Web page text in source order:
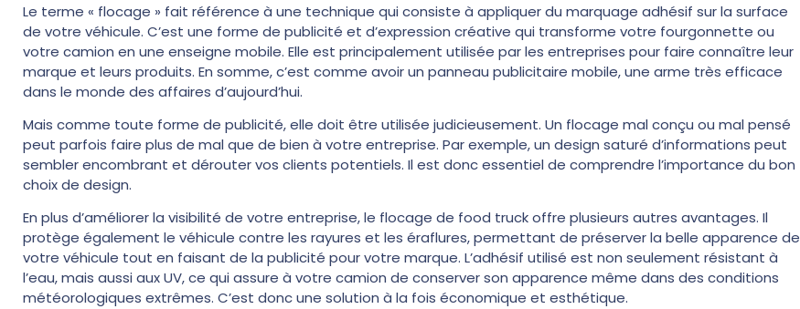
Le terme « flocage » fait référence à une technique qui consiste à appliquer du marquage adhésif sur la surface
de votre véhicule. C’est une forme de publicité et d’expression créative qui transforme votre fourgonnette ou
votre camion en une enseigne mobile. Elle est principalement utilisée par les entreprises pour faire connaître leur
marque et leurs produits. En somme, c’est comme avoir un panneau publicitaire mobile, une arme très efficace
dans le monde des affaires d’aujourd’hui.
Mais comme toute forme de publicité, elle doit être utilisée judicieusement. Un flocage mal conçu ou mal pensé
peut parfois faire plus de mal que de bien à votre entreprise. Par exemple, un design saturé d’informations peut
sembler encombrant et dérouter vos clients potentiels. Il est donc essentiel de comprendre l’importance du bon
choix de design.
En plus d’améliorer la visibilité de votre entreprise, le flocage de food truck offre plusieurs autres avantages. Il
protège également le véhicule contre les rayures et les éraflures, permettant de préserver la belle apparence de
votre véhicule tout en faisant de la publicité pour votre marque. L’adhésif utilisé est non seulement résistant à
l’eau, mais aussi aux UV, ce qui assure à votre camion de conserver son apparence même dans des conditions
météorologiques extrêmes. C’est donc une solution à la fois économique et esthétique.